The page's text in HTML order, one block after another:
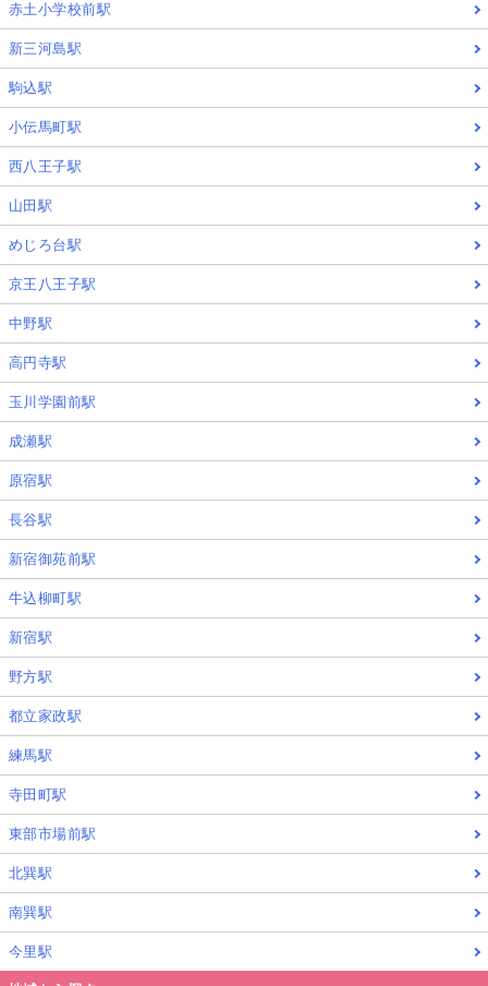
赤土小学校前駅
新三河島駅
駒込駅
小伝馬町駅
西八王子駅
山田駅
めじろ台駅
京王八王子駅
中野駅
高円寺駅
玉川学園前駅
成瀬駅
原宿駅
長谷駅
新宿御苑前駅
牛込柳町駅
新宿駅
野方駅
都立家政駅
練馬駅
寺田町駅
東部市場前駅
北巽駅
南巽駅
今里駅